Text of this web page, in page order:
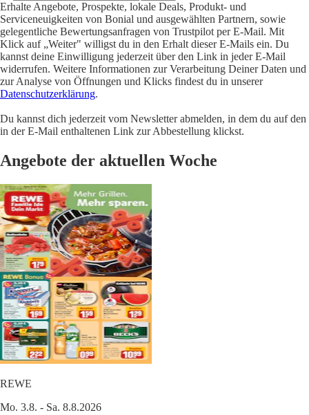
Erhalte Angebote, Prospekte, lokale Deals, Produkt- und
Serviceneuigkeiten von Bonial und ausgewählten Partnern, sowie
gelegentliche Bewertungsanfragen von Trustpilot per E-Mail. Mit
Klick auf „Weiter" willigst du in den Erhalt dieser E-Mails ein. Du
kannst deine Einwilligung jederzeit über den Link in jeder E-Mail
widerrufen. Weitere Informationen zur Verarbeitung Deiner Daten und
zur Analyse von Öffnungen und Klicks findest du in unserer
Datenschutzerklärung.
Du kannst dich jederzeit vom Newsletter abmelden, in dem du auf den
in der E-Mail enthaltenen Link zur Abbestellung klickst.
Angebote der aktuellen Woche
REWE
Mo. 3.8. - Sa. 8.8.2026